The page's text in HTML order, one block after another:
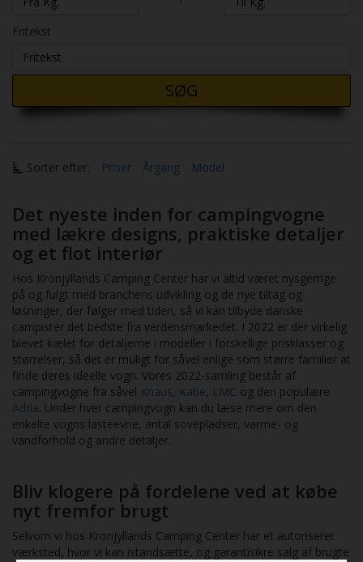
Fritekst
SØG
Sorter efter: Priser Årgang Model
Det nyeste inden for campingvogne
med lækre designs, praktiske detaljer
og et flot interiør
Hos Kronjyllands Camping Center har vi altid været nysgerrige
på og fulgt med branchens udvikling og de nye tiltag og
løsninger, der følger med tiden, så vi kan tilbyde danske
campister det bedste fra verdensmarkedet. I 2022 er der virkelig
blevet kælet for detaljerne i modeller i forskellige prisklasser og
størrelser, så det er muligt for såvel enlige som større familier at
finde deres ideelle vogn. Vores 2022-samling består af
campingvogne fra såvel Knaus, Kabe, LMC og den populære
Adria. Under hver campingvogn kan du læse mere om den
enkelte vogns lasteevne, antal sovepladser, varme- og
vandforhold og andre detaljer.
Bliv klogere på fordelene ved at købe
nyt fremfor brugt
Selvom vi hos Kronjyllands Camping Center har et autoriseret
værksted, hvor vi kan istandsætte, og garantisikre salg af brugte